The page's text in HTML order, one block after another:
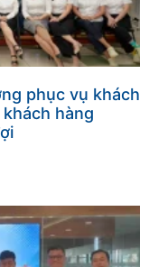
phục vụ khách
hàng